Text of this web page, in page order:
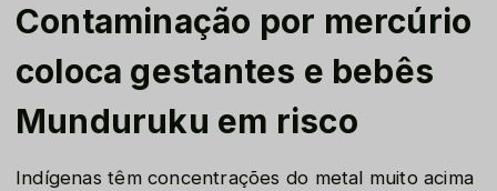
Contaminação por mercúrio
coloca gestantes e bebês
Munduruku em risco
Indígenas têm concentrações do metal muito acima